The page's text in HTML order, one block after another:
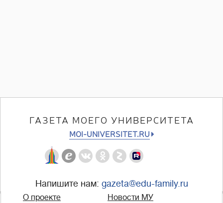
ГАЗЕТА МОЕГО УНИВЕРСИТЕТА
MOI-UNIVERSITET.RU
Напишите нам: gazeta@edu-family.ru
О проекте
Новости МУ